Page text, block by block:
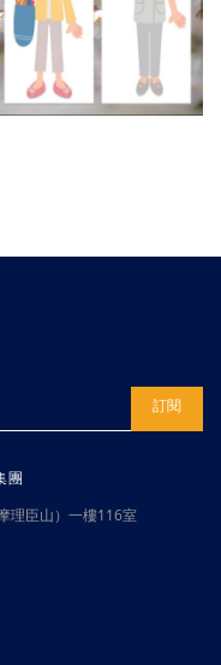
訂閱
團
理臣山）一樓116室